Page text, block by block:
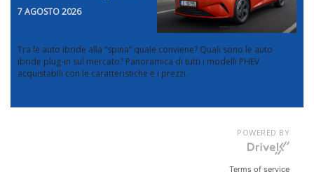
7 AGOSTO 2026
Tra le auto ibride alla “spina” quale conviene? Quali sono le auto
ibride plug-in sul mercato? Panoramica di tutti i modelli PHEV
acquistabili con le caratteristiche e i prezzi.
POWERED BY
Terms of service